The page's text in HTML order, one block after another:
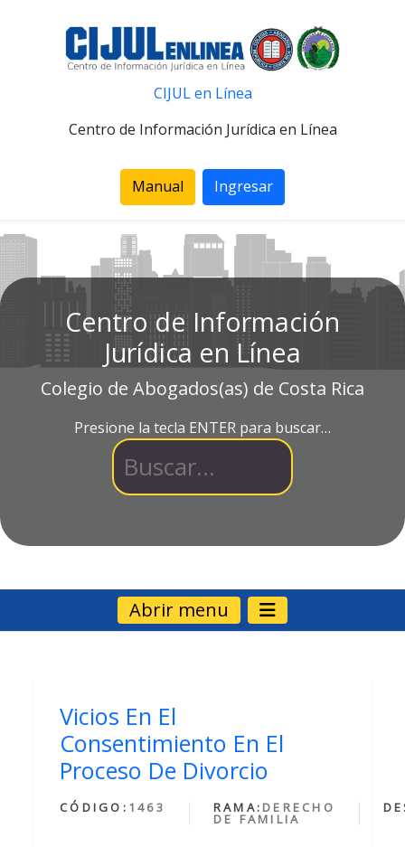
CIJUL en Línea
Centro de Información Jurídica en Línea
Manual Ingresar
Centro de Información
Jurídica en Línea
Colegio de Abogados(as) de Costa Rica
Presione la tecla ENTER para buscar…
Abrir menu
Vicios En El
Consentimiento En El
Proceso De Divorcio
CÓDIGO: 1463 RAMA: DERECHO
DE FAMILIA